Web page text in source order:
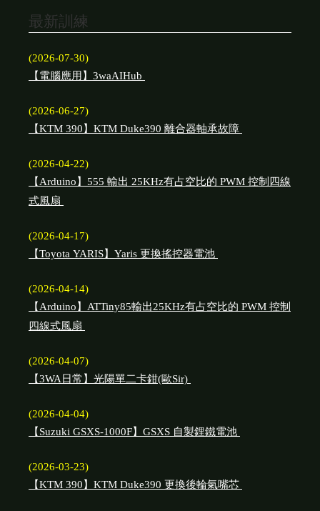
最新訓練
(2026-07-30)
【電腦應用】3waAIHub
(2026-06-27)
【KTM 390】KTM Duke390 離合器軸承故障
(2026-04-22)
【Arduino】555 輸出 25KHz有占空比的 PWM 控制四線
式風扇
(2026-04-17)
【Toyota YARIS】Yaris 更換搖控器電池
(2026-04-14)
【Arduino】ATTiny85輸出25KHz有占空比的 PWM 控制
四線式風扇
(2026-04-07)
【3WA日常】光陽單二卡鉗(歐Sir)
(2026-04-04)
【Suzuki GSXS-1000F】GSXS 自製鋰鐵電池
(2026-03-23)
【KTM 390】KTM Duke390 更換後輪氣嘴芯